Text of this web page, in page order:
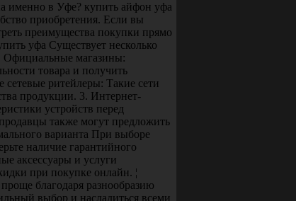
именно в Уфе? купить айфон уфа
приобретения. Если вы
преимущества покупки прямо
уфа Существует несколько
Официальные магазины:
товара и получить
ритейлеры: Такие сети
продукции. 3. Интернет-
устройств перед
также могут предложить
варианта При выборе
наличие гарантийного
аксессуары и услуги
при покупке онлайн. ¦
благодаря разнообразию
выбор и насладиться всеми